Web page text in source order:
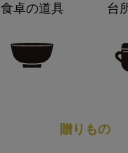
食卓の道具 台
贈りもの